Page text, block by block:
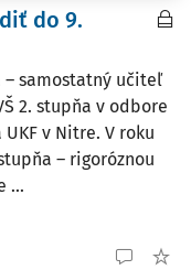
do 9.
– samostatný učiteľ
2. stupňa v odbore
v Nitre. V roku
– rigoróznou
...